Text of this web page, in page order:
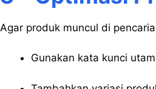
Agar produk muncul di
Gunakan kata kunci